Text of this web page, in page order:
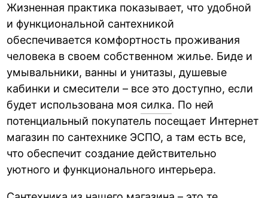
Жизненная практика показывает, что удобной
и функциональной сантехникой
обеспечивается комфортность проживания
человека в своем собственном жилье. Биде и
умывальники, ванны и унитазы, душевые
кабинки и смесители – все это доступно, если
будет использована моя силка. По ней
потенциальный покупатель посещает Интернет
магазин по сантехнике ЭСПО, а там есть все,
что обеспечит создание действительно
уютного и функционального интерьера.